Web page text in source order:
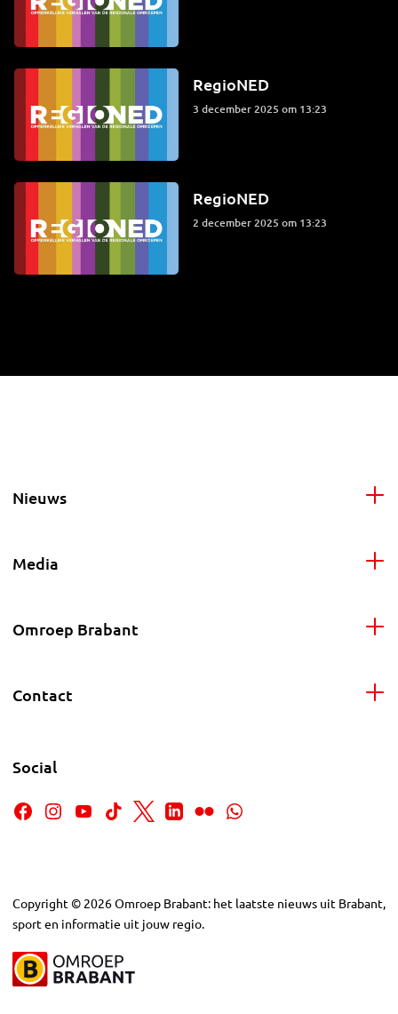
RegioNED
3 december 2025 om 13:23
RegioNED
2 december 2025 om 13:23
Nieuws
Media
Omroep Brabant
Contact
Social
Copyright © 2026Omroep Brabant: het laatste nieuws uit Brabant,
sport en informatie uit jouw regio.